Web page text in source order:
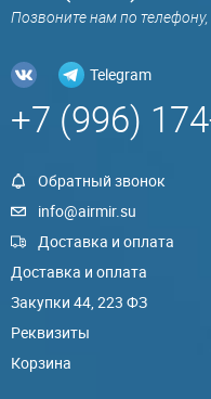
Позвоните нам по
Telegram
+7 (996)
Обратный звонок
info@airmir.su
Доставка и оплата
Доставка и оплата
Закупки 44, 223 ФЗ
Реквизиты
Корзина